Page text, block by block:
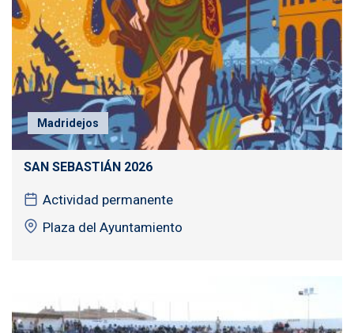
Madridejos
SAN SEBASTIÁN 2026
Actividad permanente
Plaza del Ayuntamiento